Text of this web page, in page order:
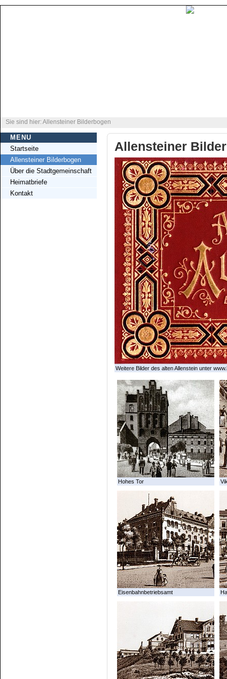
Sie sind hier: Allensteiner Bilderbogen
MENU
Startseite
Allensteiner Bilderbogen
Über die Stadtgemeinschaft
Heimatbriefe
Kontakt
Allensteiner
Weitere Bilder des alten Allenstein unter
Hohes Tor
Eisenbahnbetriebsamt